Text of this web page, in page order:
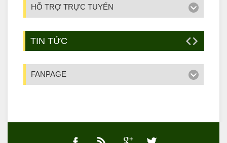
HỖ TRỢ TRỰC TUYẾN
TIN TỨC
FANPAGE